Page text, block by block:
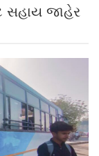
સહાય જાહેર